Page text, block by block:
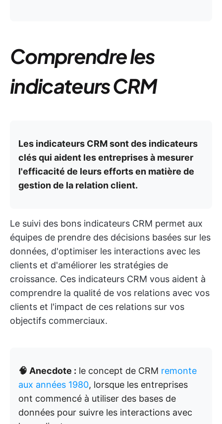
Comprendre les
indicateurs CRM
Les indicateurs CRM sont des indicateurs
clés qui aident les entreprises à mesurer
l'efficacité de leurs efforts en matière de
gestion de la relation client.
Le suivi des bons indicateurs CRM permet aux
équipes de prendre des décisions basées sur les
données, d'optimiser les interactions avec les
clients et d'améliorer les stratégies de
croissance. Ces indicateurs CRM vous aident à
comprendre la qualité de vos relations avec vos
clients et l'impact de ces relations sur vos
objectifs commerciaux.
🧠 Anecdote : le concept de CRM remonte
aux années 1980, lorsque les entreprises
ont commencé à utiliser des bases de
données pour suivre les interactions avec